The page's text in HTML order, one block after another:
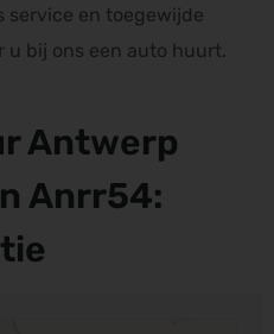
service en toegewijde
u bij ons een auto huurt.
Antwerp
Anrr54: